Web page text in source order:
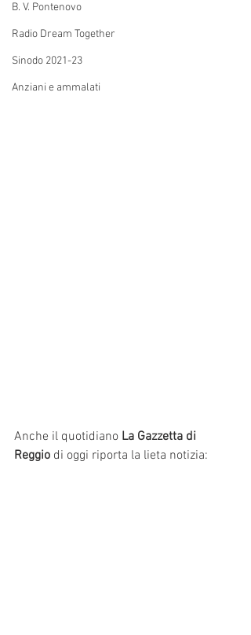
B. V. Pontenovo
Radio Dream Together
Sinodo 2021-23
Anziani e ammalati
Anche il quotidiano La Gazzetta di
Reggio di oggi riporta la lieta notizia: